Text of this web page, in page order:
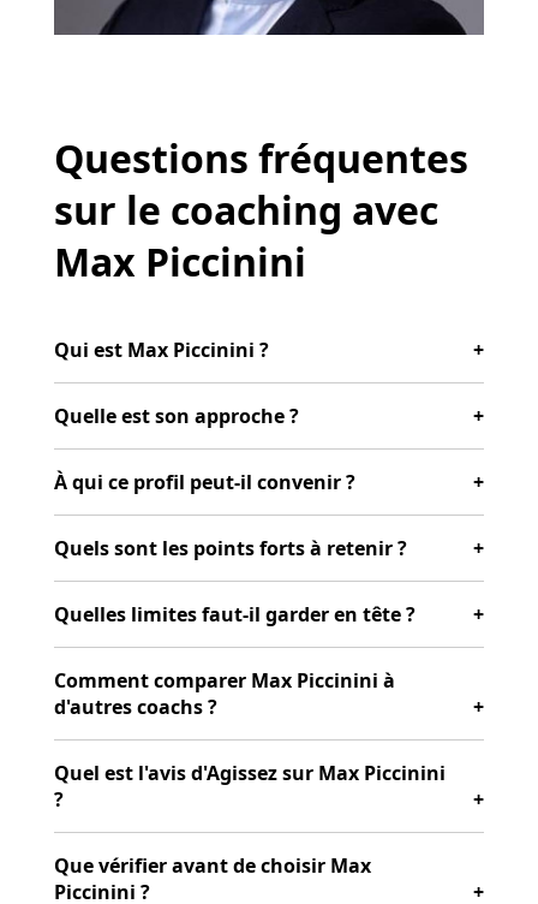
Questions fréquentes
sur le coaching avec
Max Piccinini
Qui est Max Piccinini ? +
Quelle est son approche ? +
À qui ce profil peut-il convenir ? +
Quels sont les points forts à retenir ? +
Quelles limites faut-il garder en tête ? +
Comment comparer Max Piccinini à
d'autres coachs ?
+
Quel est l'avis d'Agissez sur Max Piccinini
?
+
Que vérifier avant de choisir Max
Piccinini ?
+